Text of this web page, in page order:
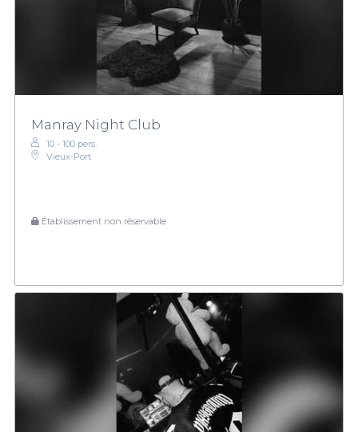
Manray Night Club
10 - 100 pers.
Vieux-Port
Établissement non réservable